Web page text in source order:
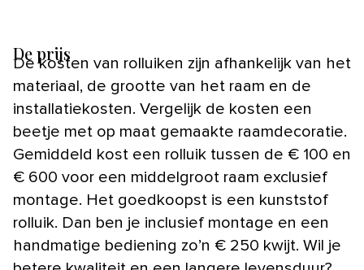
De prijs
De kosten van rolluiken zijn afhankelijk van het
materiaal, de grootte van het raam en de
installatiekosten. Vergelijk de kosten een
beetje met op maat gemaakte raamdecoratie.
Gemiddeld kost een rolluik tussen de € 100 en
€ 600 voor een middelgroot raam exclusief
montage. Het goedkoopst is een kunststof
rolluik. Dan ben je inclusief montage en een
handmatige bediening zo’n € 250 kwijt. Wil je